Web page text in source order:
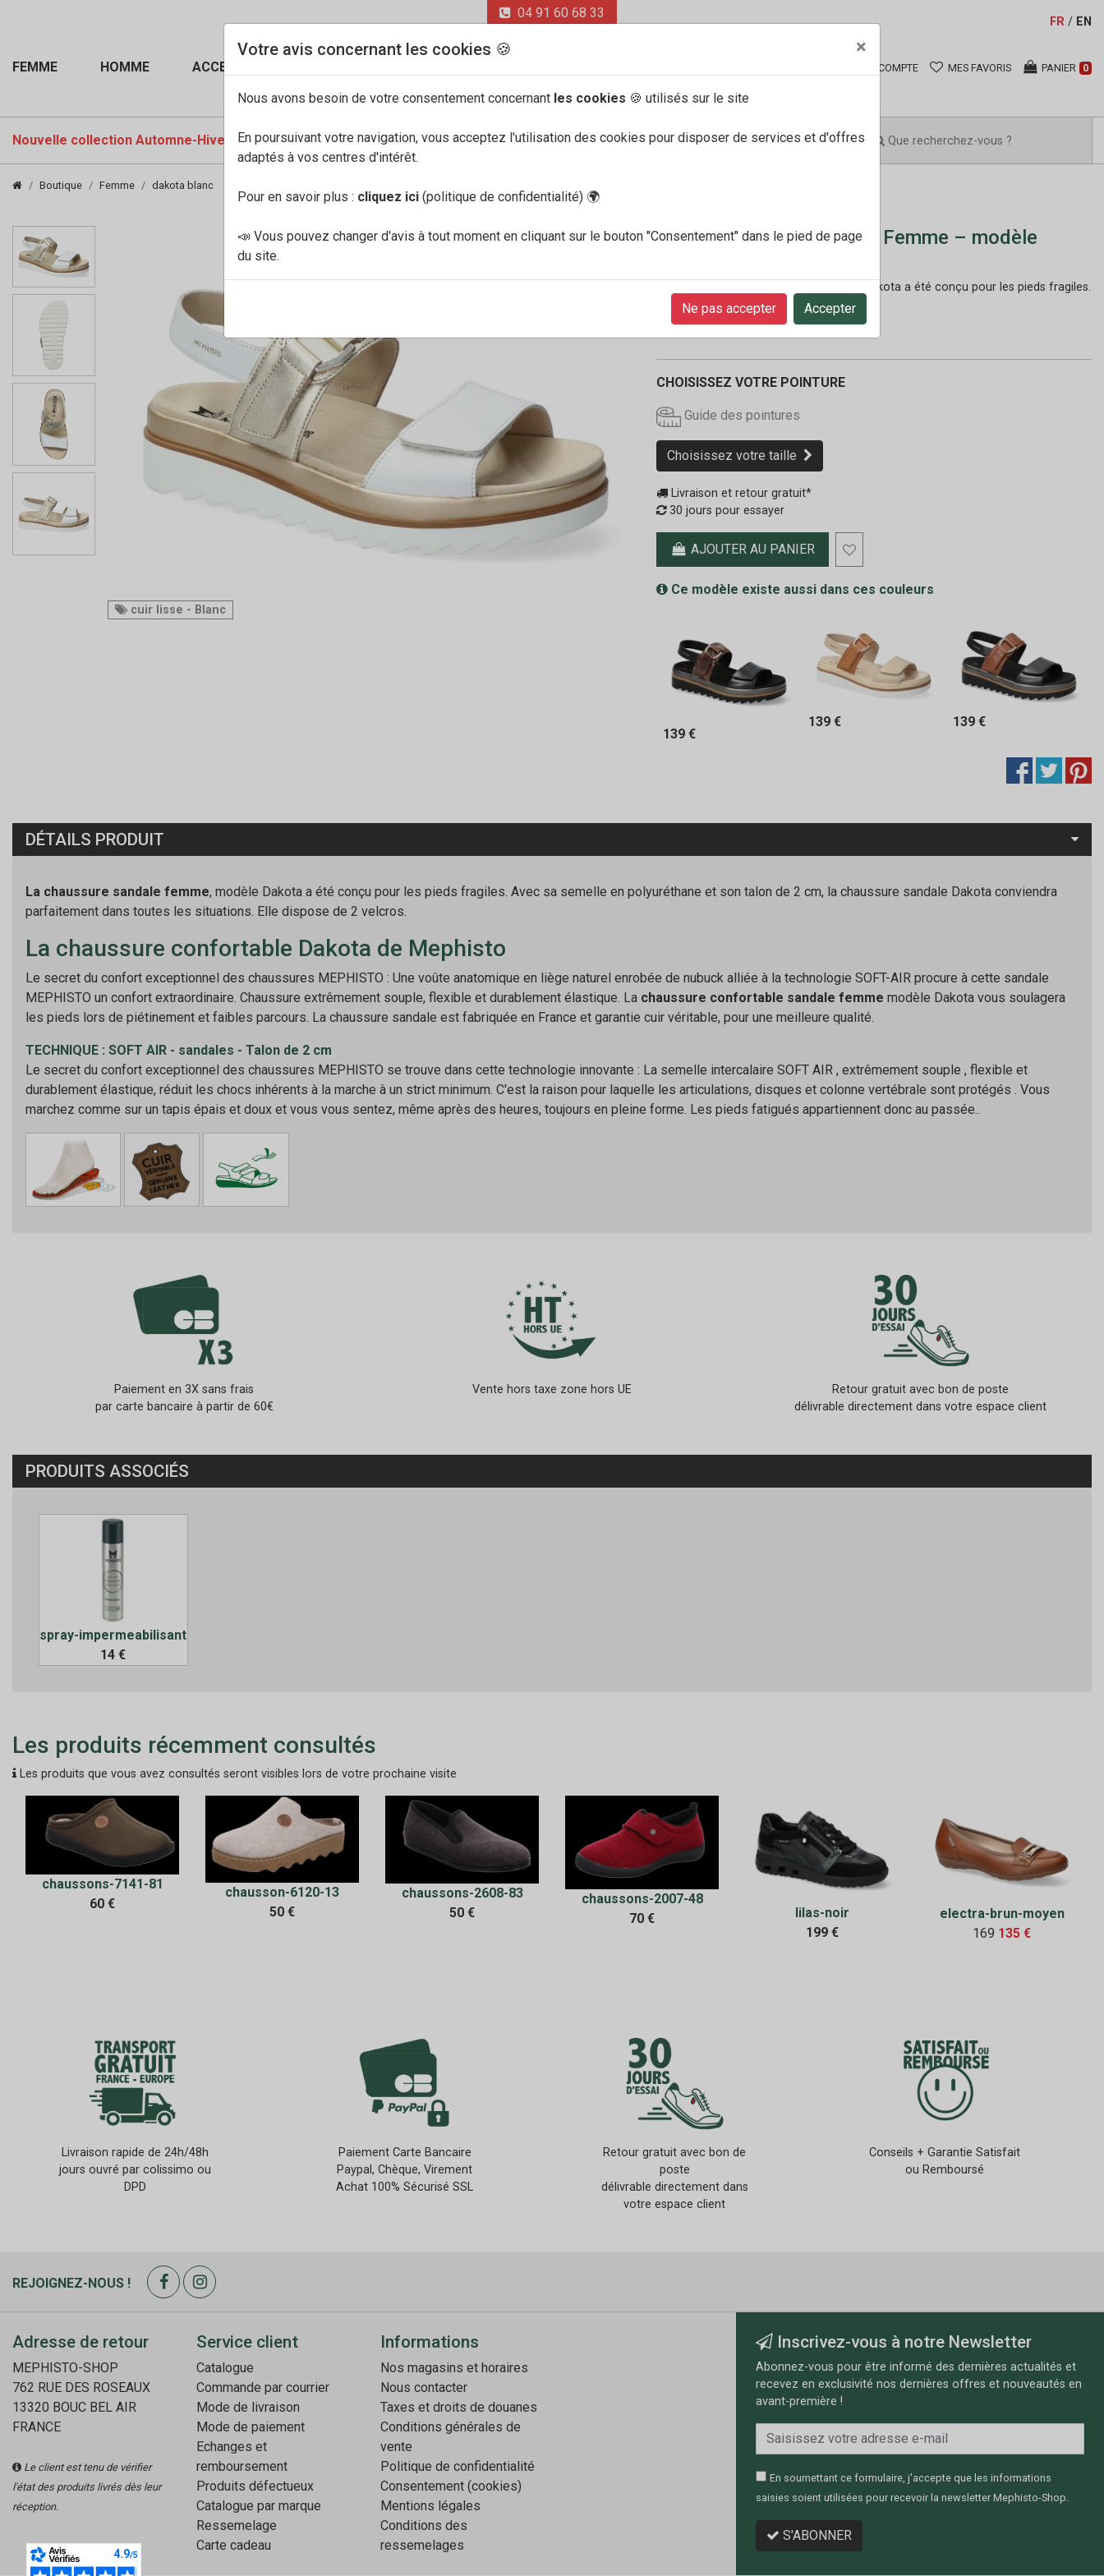
04 91 60 68 33
FR / EN
FEMME HOMME ACCESSOIRES COMPTE MES FAVORIS PANIER 0
Nouvelle collection Automne-Hiver 2026-27 PROMOTIONS
Boutique Femme dakota blanc
cuir lisse - Blanc
Mephisto-shop Sandales Femme – modèle
La chaussure sandale femme, modèle Dakota a été conçu pour les pieds fragiles.
Avec sa semel...En savoir +
139€
CHOISISSEZ VOTRE POINTURE
Guide des pointures
Choisissez votre taille
Livraison et retour gratuit*
30 jours pour essayer
AJOUTER AU PANIER
Ce modèle existe aussi dans ces couleurs
139 €
139 € 139 €
DÉTAILS PRODUIT
La chaussure sandale femme, modèle Dakota a été conçu pour les pieds fragiles. Avec sa semelle en polyuréthane et son talon de 2 cm, la chaussure sandale Dakota conviendra
parfaitement dans toutes les situations. Elle dispose de 2 velcros.
La chaussure confortable Dakota de Mephisto
Le secret du confort exceptionnel des chaussures MEPHISTO : Une voûte anatomique en liège naturel enrobée de nubuck alliée à la technologie SOFT-AIR procure à cette sandale
MEPHISTO un confort extraordinaire. Chaussure extrêmement souple, flexible et durablement élastique. La chaussure confortable sandale femme modèle Dakota vous soulagera
les pieds lors de piétinement et faibles parcours. La chaussure sandale est fabriquée en France et garantie cuir véritable, pour une meilleure qualité.
TECHNIQUE : SOFT AIR - sandales - Talon de 2 cm
Le secret du confort exceptionnel des chaussures MEPHISTO se trouve dans cette technologie innovante : La semelle intercalaire SOFT AIR , extrêmement souple , flexible et
durablement élastique, réduit les chocs inhérents à la marche à un strict minimum. C'est la raison pour laquelle les articulations, disques et colonne vertébrale sont protégés . Vous
marchez comme sur un tapis épais et doux et vous vous sentez, même après des heures, toujours en pleine forme. Les pieds fatigués appartiennent donc au passée..
Paiement en 3X sans frais
par carte bancaire à partir de 60€
Vente hors taxe zone hors UE
Retour gratuit avec bon de poste
délivrable directement dans votre espace client
PRODUITS ASSOCIÉS
spray-impermeabilisant
14 €
Les produits récemment consultés
Les produits que vous avez consultés seront visibles lors de votre prochaine visite
chaussons-7141-81
60 €
chausson-6120-13
50 €
chaussons-2608-83
50 €
chaussons-2007-48
70 €
lilas-noir
199 €
electra-brun-moyen
169 135 €
Livraison rapide de 24h/48h
jours ouvré par colissimo ou
DPD
Paiement Carte Bancaire
Paypal, Chèque, Virement
Achat 100% Sécurisé SSL
Retour gratuit avec bon de
poste
délivrable directement dans
votre espace client
Conseils + Garantie Satisfait
ou Remboursé
REJOIGNEZ-NOUS !
Adresse de retour
MEPHISTO-SHOP
762 RUE DES ROSEAUX
13320 BOUC BEL AIR
FRANCE
Le client est tenu de vérifier
l'état des produits livrés dès leur
réception.
Service client
Catalogue
Commande par courrier
Mode de livraison
Mode de paiement
Echanges et
remboursement
Produits défectueux
Catalogue par marque
Ressemelage
Carte cadeau
Informations
Nos magasins et horaires
Nous contacter
Taxes et droits de douanes
Conditions générales de
vente
Politique de confidentialité
Consentement (cookies)
Mentions légales
Conditions des
ressemelages
Inscrivez-vous à notre Newsletter
Abonnez-vous pour être informé des dernières actualités et
recevez en exclusivité nos dernières offres et nouveautés en
avant-première !
En soumettant ce formulaire, j'accepte que les informations
saisies soient utilisées pour recevoir la newsletter Mephisto-Shop.
S'ABONNER
Votre avis concernant les cookies 🍪 ×
Nous avons besoin de votre consentement concernant les cookies 🍪 utilisés sur le site
En poursuivant votre navigation, vous acceptez l'utilisation des cookies pour disposer de services et d'offres
adaptés à vos centres d'intérêt.
Pour en savoir plus : cliquez ici (politique de confidentialité) 🌍
📣 Vous pouvez changer d'avis à tout moment en cliquant sur le bouton "Consentement" dans le pied de page
du site.
Ne pas accepter Accepter